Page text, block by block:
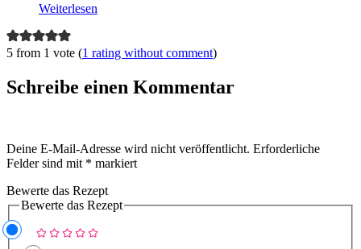
Weiterlesen
5 from 1 vote (1 rating without comment)
Schreibe einen Kommentar
Deine E-Mail-Adresse wird nicht veröffentlicht. Erforderliche
Felder sind mit * markiert
Bewerte das Rezept
Bewerte das Rezept